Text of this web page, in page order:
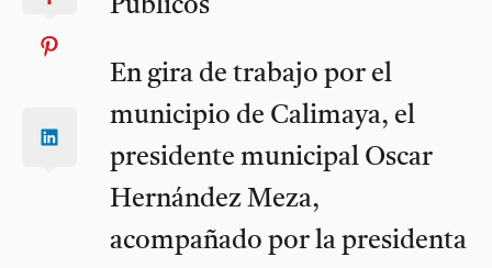
Públicos
En gira de trabajo por el
municipio de Calimaya, el
presidente municipal Oscar
Hernández Meza,
acompañado por la presidenta